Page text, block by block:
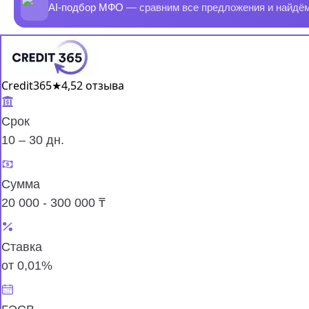
AI-подбор МФО — сравним все предложения и
Credit365★4,52 отзыва
Срок
10 – 30 дн.
Сумма
20 000 - 300 000 ₸
Ставка
от 0,01%